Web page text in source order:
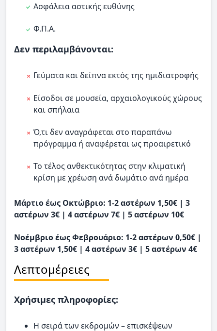
Ασφάλεια αστικής ευθύνης
Φ.Π.Α.
Δεν περιλαμβάνονται:
Γεύματα και δείπνα εκτός της ημιδιατροφής
Είσοδοι σε μουσεία, αρχαιολογικούς χώρους
και σπήλαια
Ό,τι δεν αναγράφεται στο παραπάνω
πρόγραμμα ή αναφέρεται ως προαιρετικό
Το τέλος ανθεκτικότητας στην κλιματική
κρίση με χρέωση ανά δωμάτιο ανά ημέρα
Μάρτιο έως Οκτώβριο: 1-2 αστέρων 1,50€ | 3
αστέρων 3€ | 4 αστέρων 7€ | 5 αστέρων 10€
Νοέμβριο έως Φεβρουάριο: 1-2 αστέρων 0,50€ |
3 αστέρων 1,50€ | 4 αστέρων 3€ | 5 αστέρων 4€
Λεπτομέρειες
Χρήσιμες πληροφορίες:
Η σειρά των εκδρομών – επισκέψεων